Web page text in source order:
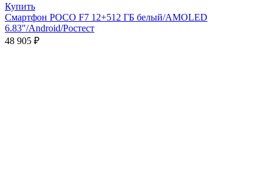
Купить
Смартфон POCO F7 12+512 ГБ белый/AMOLED
6.83″/Android/Ростест
48 905 ₽